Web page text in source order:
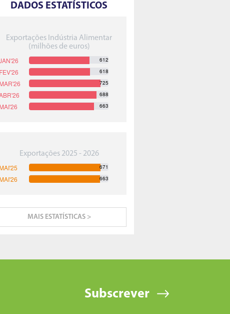
DADOS ESTATÍSTICOS
Exportações Indústria Alimentar
(milhões de euros)
612
618
725
688
663
Exportações 2025 - 2026
671
663
MAIS ESTATÍSTICAS >
Subscrever